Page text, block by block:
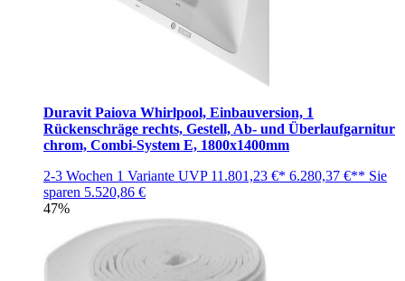
Duravit Paiova Whirlpool, Einbauversion, 1
Rückenschräge rechts, Gestell, Ab- und Überlaufgarnitur
chrom, Combi-System E, 1800x1400mm
2-3 Wochen 1 Variante UVP 11.801,23 €* 6.280,37 €** Sie
sparen 5.520,86 €
47%